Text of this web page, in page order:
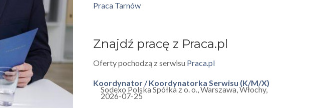
Praca Tarnów
Znajdź pracę z Praca.pl
Oferty pochodzą z serwisu Praca.pl
Koordynator / Koordynatorka Serwisu (K/M/X)
Sodexo Polska Spółka z o. o.,Warszawa, Włochy,
2026-07-25